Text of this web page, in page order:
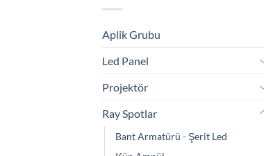
Aplik Grubu
Led Panel
Projektör
Ray Spotlar
Bant Armatürü - Şerit Led